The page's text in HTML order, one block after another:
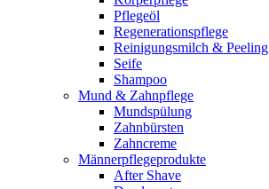
Pflegeöl
Regenerationspflege
Reinigungsmilch & Peeling
Seife
Shampoo
Mund & Zahnpflege
Mundspülung
Zahnbürsten
Zahncreme
Männerpflegeprodukte
After Shave